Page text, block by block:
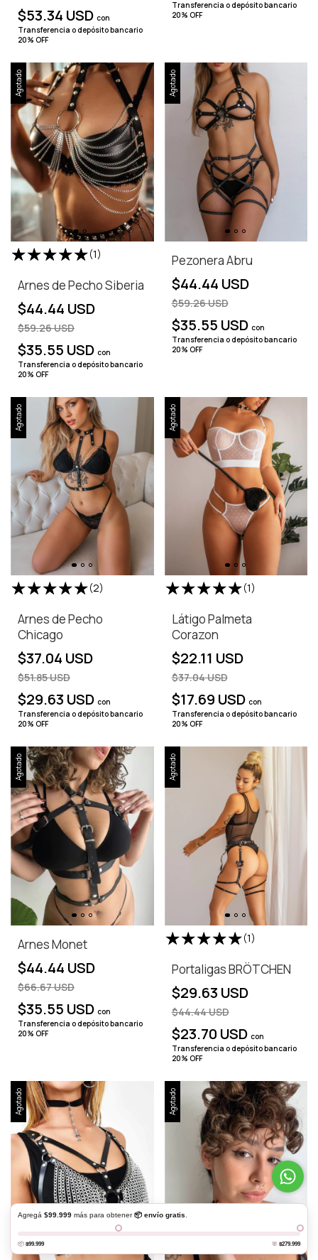
Al navegar por este sitioaceptás el uso de cookies
Entendido
$53.34 USD con
Transferencia o depósito bancario
20% OFF
Transferencia o depósito bancario
20% OFF
Agotado
(1)
Arnes de Pecho Siberia
$44.44 USD
$59.26 USD
$35.55 USD con
Transferencia o depósito bancario
20% OFF
Agotado
Pezonera Abru
$44.44 USD
$59.26 USD
$35.55 USD con
Transferencia o depósito bancario
20% OFF
Agotado
(2)
Arnes de Pecho
Chicago
$37.04 USD
$51.85 USD
$29.63 USD con
Transferencia o depósito bancario
20% OFF
Agotado
(1)
Látigo Palmeta
Corazon
$22.11 USD
$37.04 USD
$17.69 USD con
Transferencia o depósito bancario
20% OFF
Agotado
Arnes Monet
$44.44 USD
$66.67 USD
$35.55 USD con
Transferencia o depósito bancario
20% OFF
Agotado
(1)
Portaligas BRÖTCHEN
$29.63 USD
$44.44 USD
$23.70 USD con
Transferencia o depósito bancario
20% OFF
Agotado Agotado
Agregá $99.999 más para obtener📦 envío gratis
📦 $99.999 🌸 $279.999